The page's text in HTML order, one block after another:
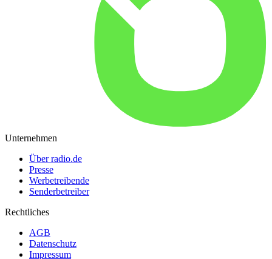
Unternehmen
Über radio.de
Presse
Werbetreibende
Senderbetreiber
Rechtliches
AGB
Datenschutz
Impressum